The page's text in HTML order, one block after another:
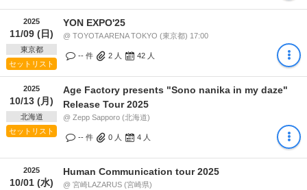
2025
11/09 (日)
東京都
セットリスト
YON EXPO'25
@ TOYOTA ARENA TOKYO (東京都) 17:00
-- 件 2 人 42 人
2025
10/13 (月)
北海道
セットリスト
Age Factory presents "Sono nanika in my daze"
Release Tour 2025
@ Zepp Sapporo (北海道)
-- 件 0 人 4 人
2025
10/01 (水)
Human Communication tour 2025
@ 宮崎LAZARUS (宮崎県)